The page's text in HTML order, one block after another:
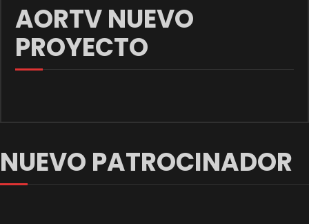
AORTV NUEVO
PROYECTO
NUEVO PATROCINADOR